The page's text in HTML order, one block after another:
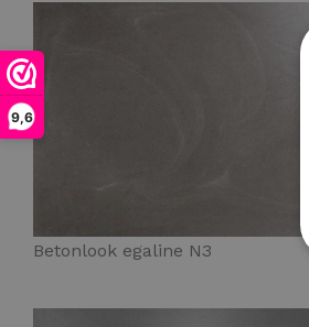
9,6
Betonlook egaline N3